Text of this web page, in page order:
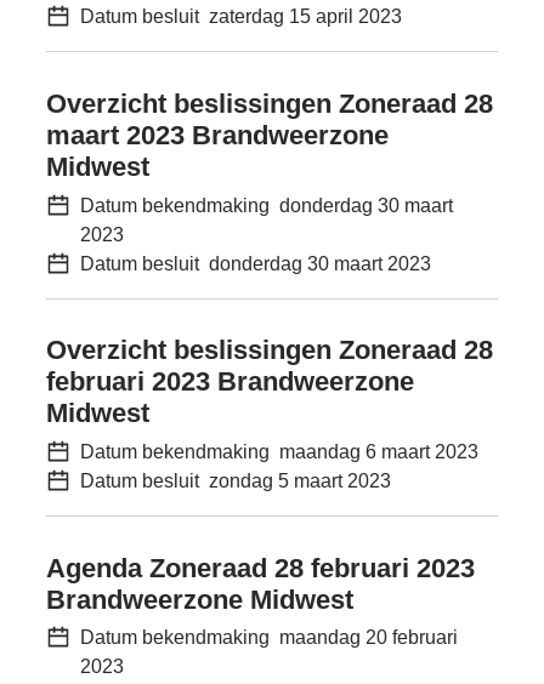
Datum besluit zaterdag 15 april 2023
Overzicht beslissingen Zoneraad 28
maart 2023 Brandweerzone
Midwest
Datum bekendmaking donderdag 30 maart
2023
Datum besluit donderdag 30 maart 2023
Overzicht beslissingen Zoneraad 28
februari 2023 Brandweerzone
Midwest
Datum bekendmaking maandag 6 maart 2023
Datum besluit zondag 5 maart 2023
Agenda Zoneraad 28 februari 2023
Brandweerzone Midwest
Datum bekendmaking maandag 20 februari
2023